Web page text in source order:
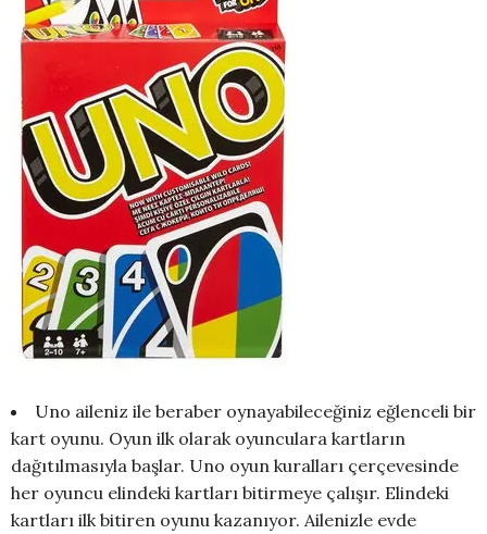
Uno aileniz ile beraber oynayabileceğiniz eğlenceli bir
kart oyunu. Oyun ilk olarak oyunculara kartların
dağıtılmasıyla başlar. Uno oyun kuralları çerçevesinde
her oyuncu elindeki kartları bitirmeye çalışır. Elindeki
kartları ilk bitiren oyunu kazanıyor. Ailenizle evde